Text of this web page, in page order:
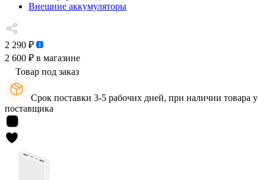
Внешние аккумуляторы
2 290 ₽
2 600 ₽ в магазине
Товар под заказ
Срок поставки 3-5 рабочих дней, при наличии товара у
поставщика